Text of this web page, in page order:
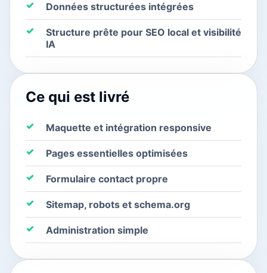
Données structurées intégrées
Structure prête pour SEO local et visibilité
IA
Ce qui est livré
Maquette et intégration responsive
Pages essentielles optimisées
Formulaire contact propre
Sitemap, robots et schema.org
Administration simple